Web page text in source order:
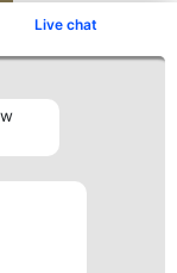
Live chat